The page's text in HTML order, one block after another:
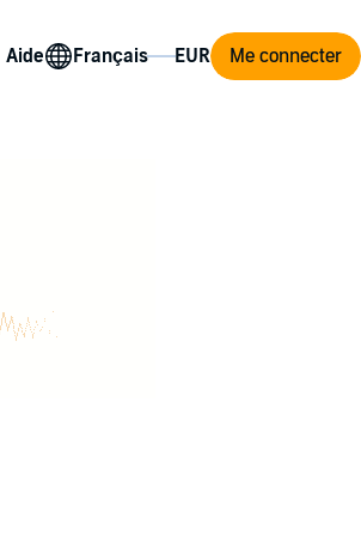
Aide Me connecter